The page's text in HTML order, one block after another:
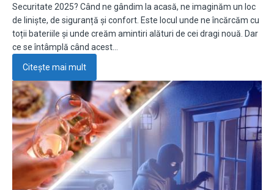
Securitate 2025? Când ne gândim la acasă, ne imaginăm un loc
de liniște, de siguranță și confort. Este locul unde ne încărcăm cu
toții bateriile și unde creăm amintiri alături de cei dragi nouă. Dar
ce se întâmplă când acest…
Citește mai mult